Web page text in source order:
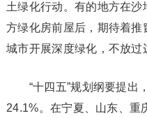
土绿化行动。有的地方在
方绿化房前屋后，期待着
城市开展深度绿化，不放
“十四五”规划纲要提出，
24.1%。在宁夏、山东、重